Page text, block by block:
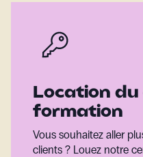
Location du
formation
Vous souhaitez aller
clients ? Louez notre